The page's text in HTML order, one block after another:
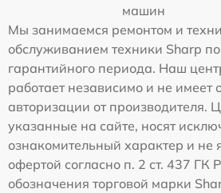
машин
Мы занимаемся ремонтом и
обслуживанием техники Sharp
гарантийного периода. Наш
работает независимо и не имеет
авторизации от производителя.
указанные на сайте, носят
ознакомительный характер и не
офертой согласно п. 2 ст. 437 ГК
обозначения торговой марки